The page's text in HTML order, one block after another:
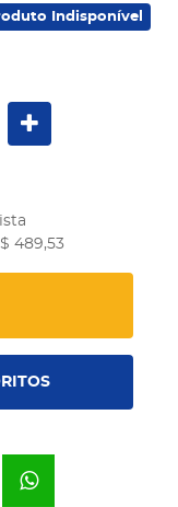
Indisponível
489,53